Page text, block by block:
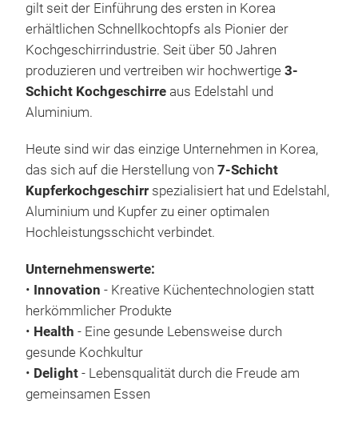
gilt seit der Einführung des ersten in Korea
erhältlichen Schnellkochtopfs als Pionier der
Kochgeschirrindustrie. Seit über 50 Jahren
produzieren und vertreiben wir hochwertige 3-
Schicht Kochgeschirre aus Edelstahl und
Aluminium.
Heute sind wir das einzige Unternehmen in Korea,
das sich auf die Herstellung von 7-Schicht
Kupferkochgeschirr spezialisiert hat und Edelstahl,
Aluminium und Kupfer zu einer optimalen
Hochleistungsschicht verbindet.
Unternehmenswerte:
• Innovation - Kreative Küchentechnologien statt
herkömmlicher Produkte
• Health - Eine gesunde Lebensweise durch
gesunde Kochkultur
• Delight - Lebensqualität durch die Freude am
gemeinsamen Essen